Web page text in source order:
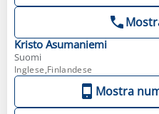
Kristo Asumaniemi
Suomi
Inglese,Finlandese
Mostra